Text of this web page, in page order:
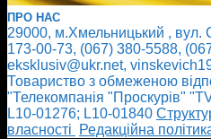
ПРО НАС
29000, м.Хмельницький , вул.
173-00-73, (067) 380-5588,
eksklusiv@ukr.net,
Товариство з обмеженою
"Телекомпанія "Проскурів"
L10-01276; L10-01840
власності
Редакційна